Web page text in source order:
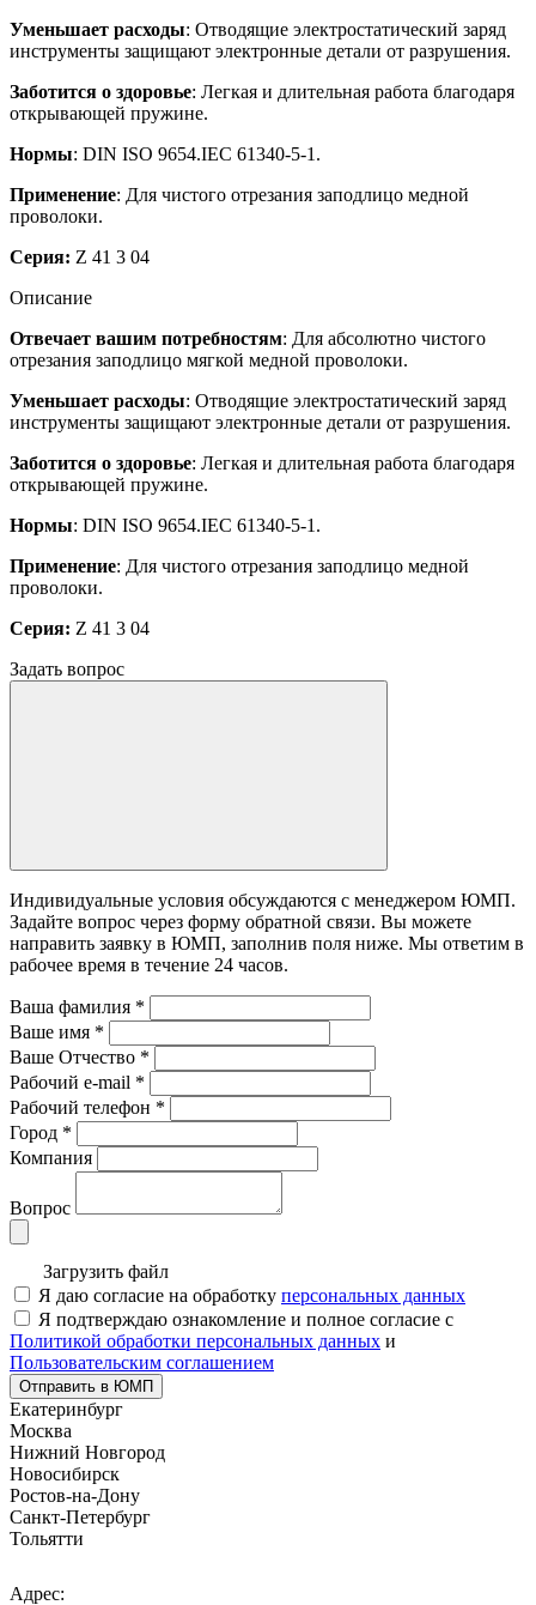
Уменьшает расходы: Отводящие электростатический заряд
инструменты защищают электронные детали от разрушения.
Заботится о здоровье: Легкая и длительная работа благодаря
открывающей пружине.
Нормы: DIN ISO 9654.IEC 61340-5-1.
Применение: Для чистого отрезания заподлицо медной
проволоки.
Серия: Z 41 3 04
Описание
Отвечает вашим потребностям: Для абсолютно чистого
отрезания заподлицо мягкой медной проволоки.
Уменьшает расходы: Отводящие электростатический заряд
инструменты защищают электронные детали от разрушения.
Заботится о здоровье: Легкая и длительная работа благодаря
открывающей пружине.
Нормы: DIN ISO 9654.IEC 61340-5-1.
Применение: Для чистого отрезания заподлицо медной
проволоки.
Серия: Z 41 3 04
Задать вопрос
Индивидуальные условия обсуждаются с менеджером ЮМП.
Задайте вопрос через форму обратной связи. Вы можете
направить заявку в ЮМП, заполнив поля ниже. Mы ответим в
рабочее время в течение 24 часов.
Ваша фамилия *
Ваше имя *
Ваше Отчество *
Рабочий e-mail *
Рабочий телефон *
Город *
Компания
Вопрос
Загрузить файл
Я даю согласие на обработку персональных данных
Я подтверждаю ознакомление и полное согласие с
Политикой обработки персональных данных и
Пользовательским соглашением
Отправить в ЮМП
Екатеринбург
Москва
Нижний Новгород
Новосибирск
Ростов-на-Дону
Санкт-Петербург
Тольятти
Адрес: